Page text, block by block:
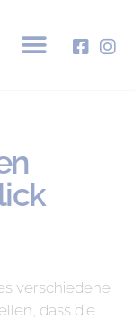
verschiedene
dass die